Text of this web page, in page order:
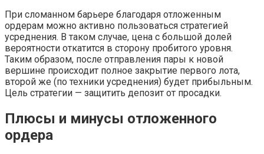
При сломанном барьере благодаря отложенным
ордерам можно активно пользоваться стратегией
усреднения. В таком случае, цена с большой долей
вероятности откатится в сторону пробитого уровня.
Таким образом, после отправления пары к новой
вершине происходит полное закрытие первого лота,
второй же (по техники усреднения) будет прибыльным.
Цель стратегии — защитить депозит от просадки.
Плюсы и минусы отложенного
ордера